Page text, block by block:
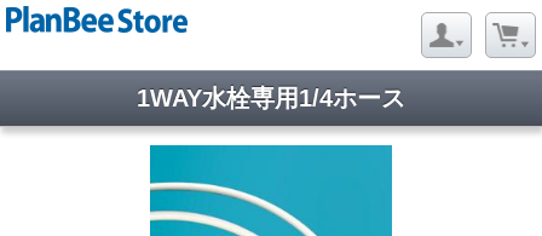
1WAY水栓専用1/4ホース